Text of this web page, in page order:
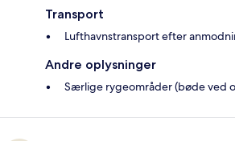
Transport
Lufthavnstransport efter
Andre oplysninger
Særlige rygeområder (bøde ved